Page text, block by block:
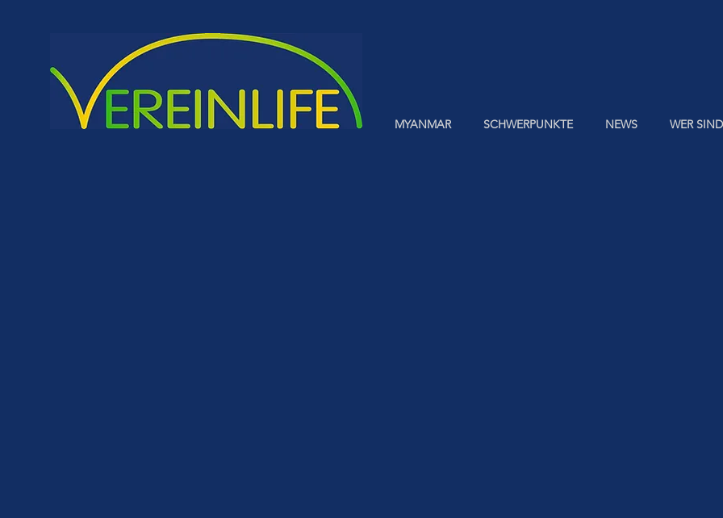
MYANMAR SCHWERPUNKTE NEWS WER